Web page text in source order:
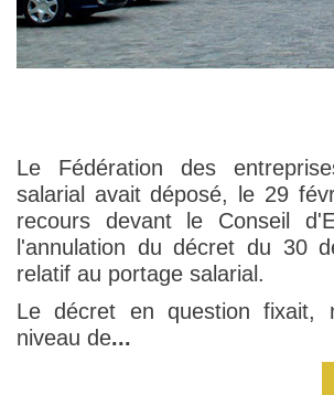
Le Fédération des
salarial avait déposé, le 29
recours devant le Conseil
l'annulation du décret du 30
relatif au portage salarial.
Le décret en question fixait,
niveau de...